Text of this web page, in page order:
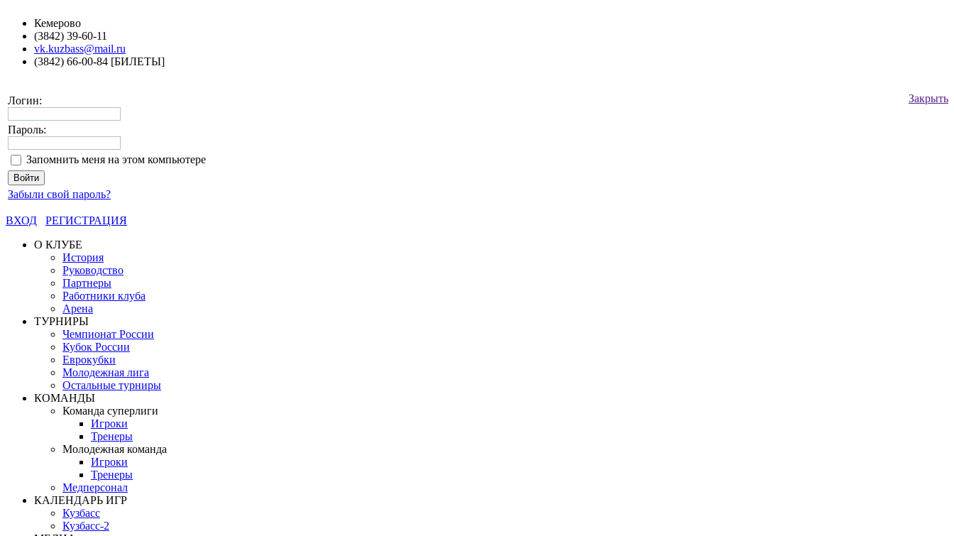
Кемерово
(3842) 39-60-11
vk.kuzbass@mail.ru
(3842) 66-00-84 [БИЛЕТЫ]
Закрыть
Логин:
Пароль:
Запомнить меня на этом компьютере
Забыли свой пароль?
ВХОД
РЕГИСТРАЦИЯ
О КЛУБЕ
История
Руководство
Партнеры
Работники клуба
Арена
ТУРНИРЫ
Чемпионат России
Кубок России
Еврокубки
Молодежная лига
Остальные турниры
КОМАНДЫ
Команда суперлиги
Игроки
Тренеры
Молодежная команда
Игроки
Тренеры
Медперсонал
КАЛЕНДАРЬ ИГР
Кузбасс
Кузбасс-2